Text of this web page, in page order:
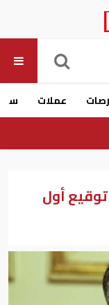
عملات
أول